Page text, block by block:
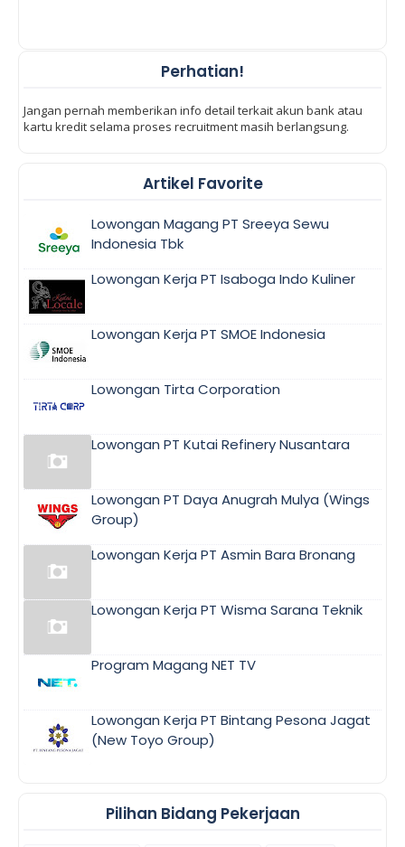
Perhatian!
Jangan pernah memberikan info detail terkait akun bank atau
kartu kredit selama proses recruitment masih berlangsung.
Artikel Favorite
Lowongan Magang PT Sreeya Sewu
Indonesia Tbk
Lowongan Kerja PT Isaboga Indo Kuliner
Lowongan Kerja PT SMOE Indonesia
Lowongan Tirta Corporation
Lowongan PT Kutai Refinery Nusantara
Lowongan PT Daya Anugrah Mulya (Wings
Group)
Lowongan Kerja PT Asmin Bara Bronang
Lowongan Kerja PT Wisma Sarana Teknik
Program Magang NET TV
Lowongan Kerja PT Bintang Pesona Jagat
(New Toyo Group)
Pilihan Bidang Pekerjaan